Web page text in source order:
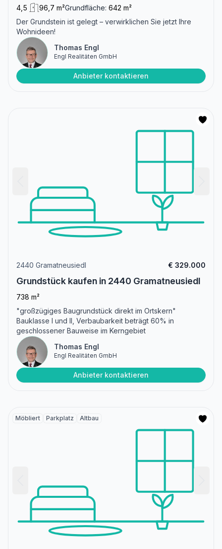
4,5 96,7 m²Grundfläche: 642 m²
Der Grundstein ist gelegt – verwirklichen Sie jetzt Ihre
Wohnideen!
Thomas Engl
Engl Realitäten GmbH
Anbieter kontaktieren
2440 Gramatneusiedl € 329.000
Grundstück kaufen in 2440 Gramatneusiedl
738 m²
"großzügiges Baugrundstück direkt im Ortskern"
Bauklasse I und II, Verbaubarkeit beträgt 60% in
geschlossener Bauweise im Kerngebiet
Thomas Engl
Engl Realitäten GmbH
Anbieter kontaktieren
Möbliert Parkplatz Altbau